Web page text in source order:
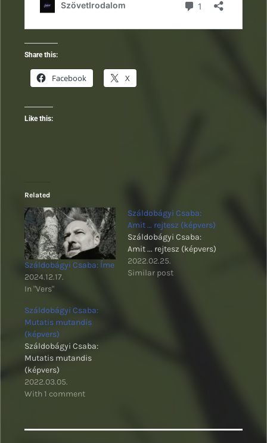
Share this:
Facebook X
Like this:
Related
Száldobágyi Csaba: Íme
2024.12.17.
In "Vers"
Száldobágyi Csaba:
Amit … rejtesz (képvers)
Száldobágyi Csaba:
Amit ... rejtesz (képvers)
2022.02.25.
Similar post
Száldobágyi Csaba:
Mutatis mutandis
(képvers)
Száldobágyi Csaba:
Mutatis mutandis
(képvers)
2022.03.05.
With 1 comment